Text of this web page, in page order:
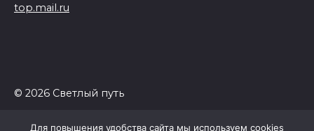
top.mail.ru
© 2026 Светлый путь
Для повышения удобства сайта мы используем cookies